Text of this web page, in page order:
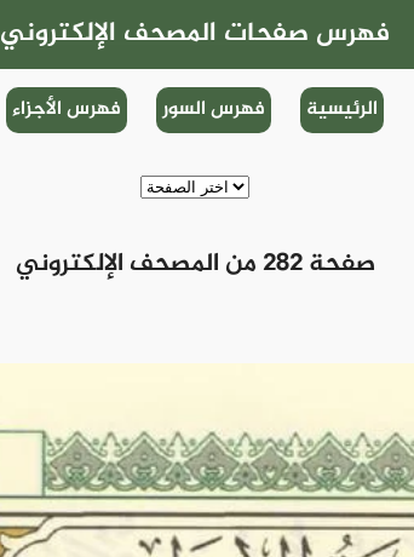
فهرس صفحات المصحف الإلكتروني
فهرس الأجزاء فهرس السور الرئيسية
صفحة 282 من المصحف الإلكتروني